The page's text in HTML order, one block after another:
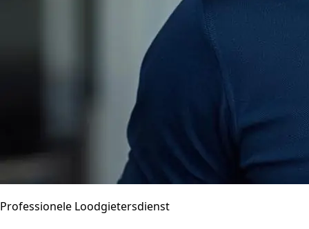
Professionele Loodgietersdienst